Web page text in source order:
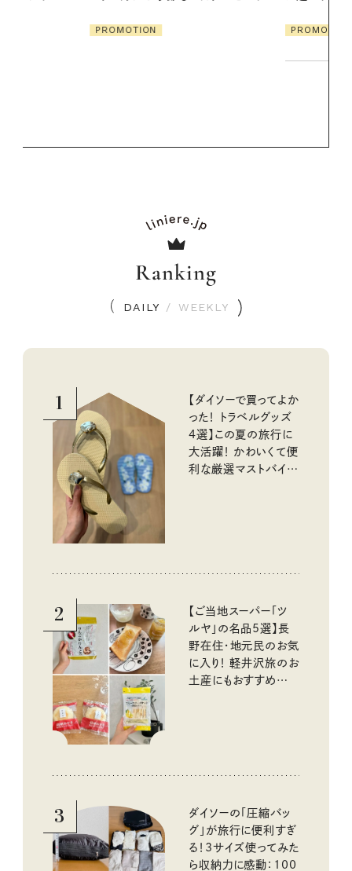
PROMOTION
発・ベーリングの
リーとの重
Ranking
DAILY / WEEKLY
1
【ダイソーで買ってよか
った！ トラベルグッズ
4選】この夏の旅行に
大活躍！ かわいくて便
利な厳選マストバイア
2
【ご当地スーパー「ツ
ルヤ」の名品5選】長
野在住・地元民のお気
に入り！ 軽井沢旅のお
土産にもおすすめのお
3
ダイソーの「圧縮バッ
グ」が旅行に便利すぎ
る！3サイズ使ってみた
ら収納力に感動：100